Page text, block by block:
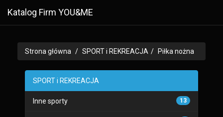
Katalog Firm YOU&ME
Strona główna SPORT i REKREACJA Piłka nożna
SPORT i REKREACJA
13
Inne sporty